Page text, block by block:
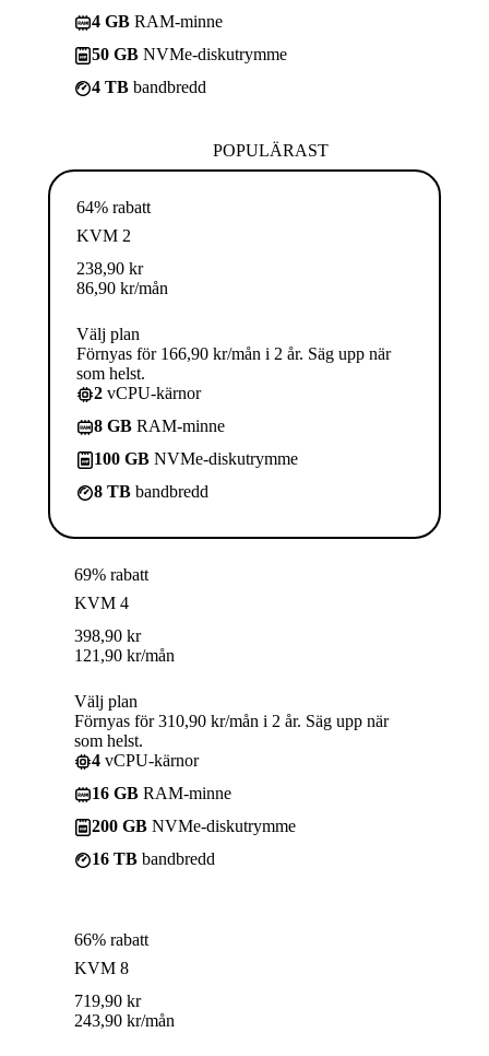
4 GB RAM-minne
50 GB NVMe-diskutrymme
4 TB bandbredd
POPULÄRAST
64% rabatt
KVM 2
238,90 kr
86,90 kr/mån
Välj plan
Förnyas för 166,90 kr/mån i 2 år. Säg upp när
som helst.
2 vCPU-kärnor
8 GB RAM-minne
100 GB NVMe-diskutrymme
8 TB bandbredd
69% rabatt
KVM 4
398,90 kr
121,90 kr/mån
Välj plan
Förnyas för 310,90 kr/mån i 2 år. Säg upp när
som helst.
4 vCPU-kärnor
16 GB RAM-minne
200 GB NVMe-diskutrymme
16 TB bandbredd
66% rabatt
KVM 8
719,90 kr
243,90 kr/mån